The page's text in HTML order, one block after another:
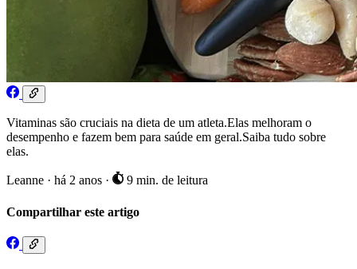
Vitaminas são cruciais na dieta de um atleta.Elas melhoram o
desempenho e fazem bem para saúde em geral.Saiba tudo sobre
elas.
Leanne · há 2 anos · 9 min. de leitura
Compartilhar este artigo